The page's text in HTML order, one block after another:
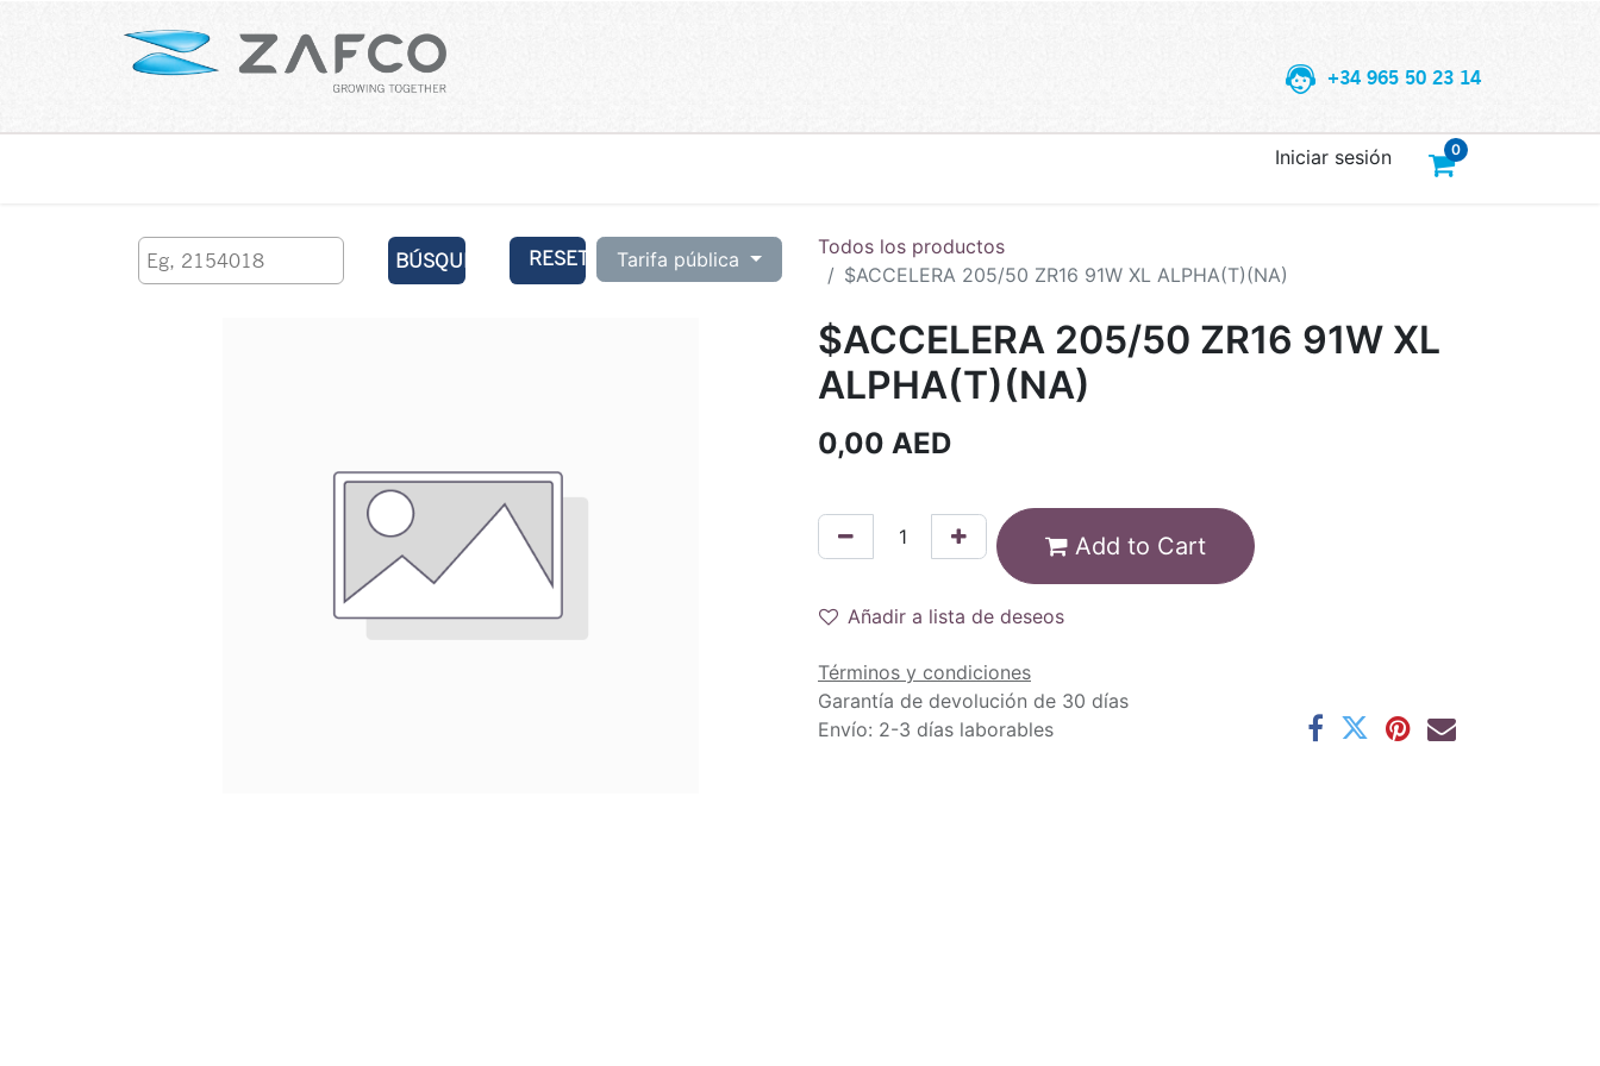
+34 965 50 23 14
0
Iniciar sesión
BÚSQUEDA RESET Tarifa pública
Todos los productos
$ACCELERA 205/50 ZR16 91W XL ALPHA(T)(NA)
$ACCELERA 205/50 ZR16 91W XL
ALPHA(T)(NA)
0,00 AED
Add to Cart
Añadir a lista de deseos
Términos y condiciones
Garantía de devolución de 30 días
Envío: 2-3 días laborables